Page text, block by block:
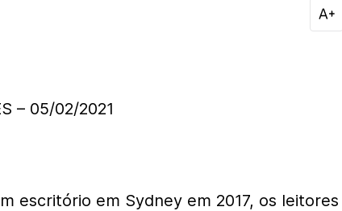
– 05/02/2021
escritório em Sydney em 2017, os leitores